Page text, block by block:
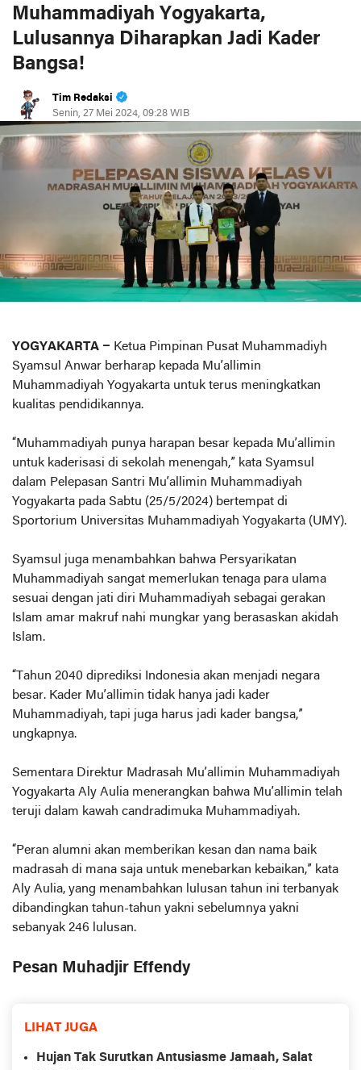
Muhammadiyah Yogyakarta,
Lulusannya Diharapkan Jadi Kader
Bangsa!
Tim Redaksi
Senin, 27 Mei 2024, 09:28 WIB
YOGYAKARTA – Ketua Pimpinan Pusat Muhammadiyh
Syamsul Anwar berharap kepada Mu’allimin
Muhammadiyah Yogyakarta untuk terus meningkatkan
kualitas pendidikannya.
“Muhammadiyah punya harapan besar kepada Mu’allimin
untuk kaderisasi di sekolah menengah,” kata Syamsul
dalam Pelepasan Santri Mu’allimin Muhammadiyah
Yogyakarta pada Sabtu (25/5/2024) bertempat di
Sportorium Universitas Muhammadiyah Yogyakarta (UMY).
Syamsul juga menambahkan bahwa Persyarikatan
Muhammadiyah sangat memerlukan tenaga para ulama
sesuai dengan jati diri Muhammadiyah sebagai gerakan
Islam amar makruf nahi mungkar yang berasaskan akidah
Islam.
“Tahun 2040 diprediksi Indonesia akan menjadi negara
besar. Kader Mu’allimin tidak hanya jadi kader
Muhammadiyah, tapi juga harus jadi kader bangsa,”
ungkapnya.
Sementara Direktur Madrasah Mu’allimin Muhammadiyah
Yogyakarta Aly Aulia menerangkan bahwa Mu’allimin telah
teruji dalam kawah candradimuka Muhammadiyah.
“Peran alumni akan memberikan kesan dan nama baik
madrasah di mana saja untuk menebarkan kebaikan,” kata
Aly Aulia, yang menambahkan lulusan tahun ini terbanyak
dibandingkan tahun-tahun yakni sebelumnya yakni
sebanyak 246 lulusan.
Pesan Muhadjir Effendy
LIHAT JUGA
Hujan Tak Surutkan Antusiasme Jamaah, Salat